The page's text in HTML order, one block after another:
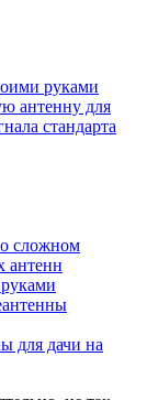
руками
антенну для
стандарта
о сложном
антенн
для дачи на